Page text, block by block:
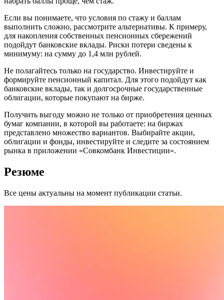
Если вы понимаете, что условия по стажу и баллам
выполнить сложно, рассмотрите альтернативы. К примеру,
для накопления собственных пенсионных сбережений
подойдут банковские вклады. Риски потери сведены к
минимуму: на сумму до 1,4 млн рублей.
Не полагайтесь только на государство. Инвестируйте и
формируйте пенсионный капитал. Для этого подойдут как
банковские вклады, так и долгосрочные государственные
облигации, которые покупают на бирже.
Получить выгоду можно не только от приобретения ценных
бумаг компании, в которой вы работаете: на биржах
представлено множество вариантов. Выбирайте акции,
облигации и фонды, инвестируйте и следите за состоянием
рынка в приложении «Совкомбанк Инвестиции».
Резюме
Все цены актуальны на момент публикации статьи.